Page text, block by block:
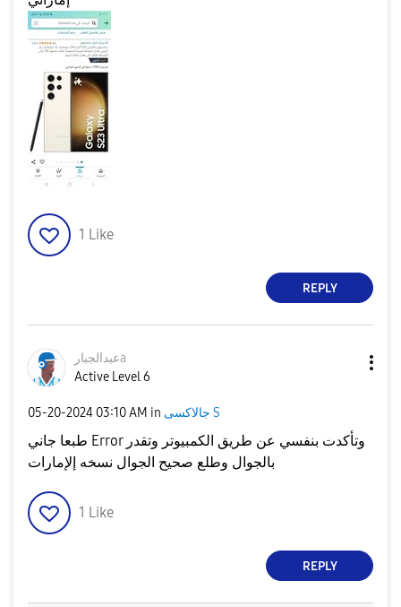
1 Like
REPLY
عبدالجبارa
Active Level 6
‎05-20-2024 03:10 AM in جالاكسى S
طبعا جاني Error وتأكدت بنفسي عن طريق الكمبيوتر وتقدر
بالجوال وطلع صحيح الجوال نسخه إلإمارات
1 Like
REPLY